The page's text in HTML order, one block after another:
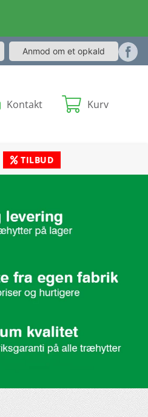
Anmod om et opkald
Kontakt Kurv
TILBUD